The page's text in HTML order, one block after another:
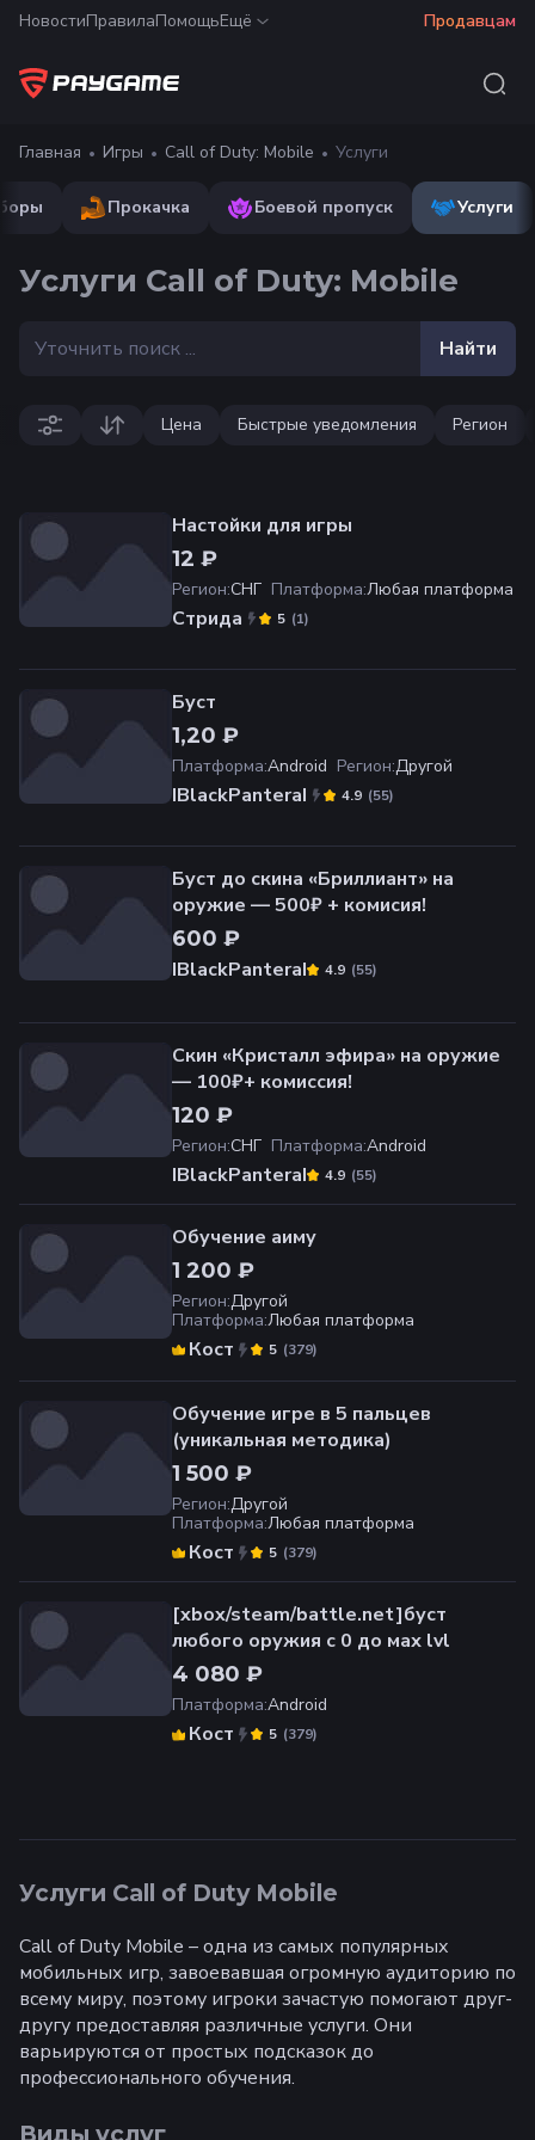
НовостиПравилаПомощьЕщё Продавцам
Главная Игры Call of Duty: Mobile Услуги
Прокачка Боевой пропуск Услуги
Услуги Call of Duty: Mobile
Найти
Цена Быстрые уведомления Регион
Настойки для игры
12 ₽
Регион:СНГ Платформа:Любая платформа
Стрида (1)
5
Буст
1,20 ₽
Платформа:Android Регион:Другой
IBlackPanteraI (55)
4.9
Буст до скина «Бриллиант» на
оружие — 500₽ + комисия!
600 ₽
IBlackPanteraI
(55)
4.9
Скин «Кристалл эфира» на оружие
— 100₽+ комиссия!
120 ₽
Регион:СНГ Платформа:Android
IBlackPanteraI (55)
4.9
Обучение аиму
1 200 ₽
Регион:Другой
Платформа:Любая платформа
Кост (379)
5
Обучение игре в 5 пальцев
(уникальная методика)
1 500 ₽
Регион:Другой
Платформа:Любая платформа
Кост (379)
5
[xbox/steam/battle.net]буст
любого оружия с 0 до мах lvl
4 080 ₽
Платформа:Android
Кост (379)
5
Услуги Call of Duty Mobile
Call of Duty Mobile – одна из самых популярных
мобильных игр, завоевавшая огромную аудиторию по
всему миру, поэтому игроки зачастую помогают друг-
другу предоставляя различные услуги. Они
варьируются от простых подсказок до
профессионального обучения.
Виды услуг